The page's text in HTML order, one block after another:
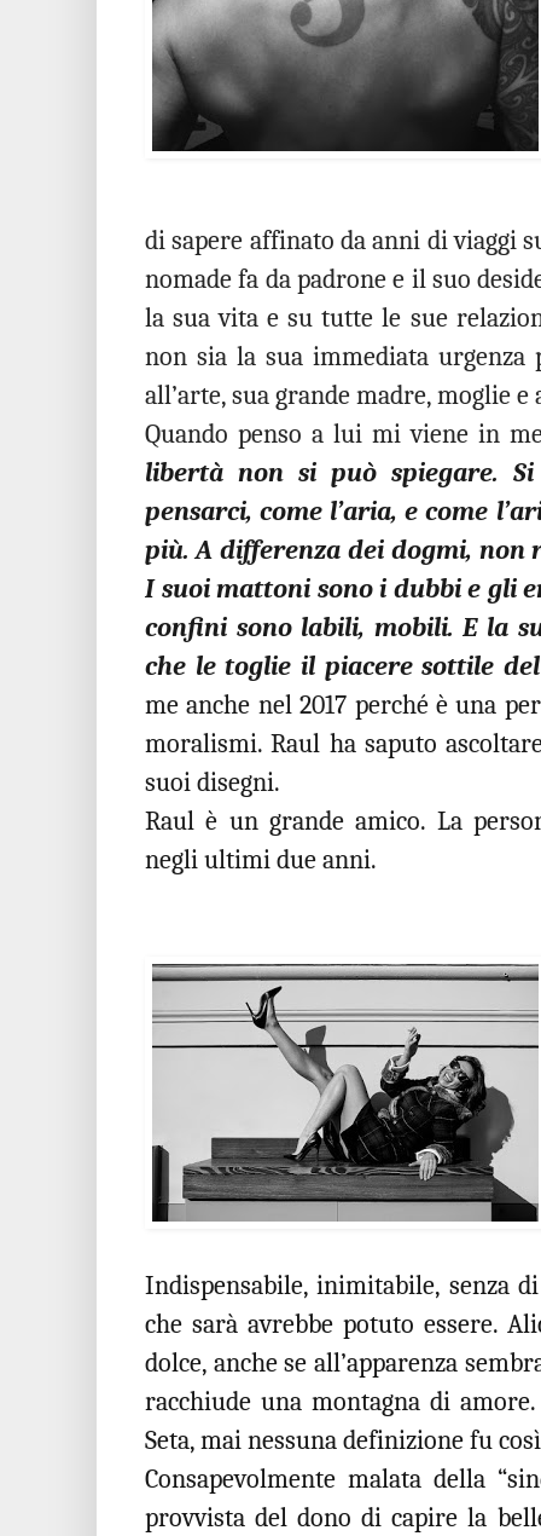
di sapere affinato da anni di viaggi
nomade fa da padrone e il suo
la sua vita e su tutte le sue
non sia la sua immediata urgenza
all’arte, sua grande madre, moglie e
Quando penso a lui mi viene in
libertà non si può spiegare.
pensarci, come l’aria, e come
più. A differenza dei dogmi, non
I suoi mattoni sono i dubbi e gli
confini sono labili, mobili. E la
che le toglie il piacere sottile
me anche nel 2017 perché è una
moralismi. Raul ha saputo
suoi disegni.
Raul è un grande amico. La
negli ultimi due anni.
Indispensabile, inimitabile, senza
che sarà avrebbe potuto essere.
dolce, anche se all’apparenza
racchiude una montagna di
Seta, mai nessuna definizione fu
Consapevolmente malata della
provvista del dono di capire la